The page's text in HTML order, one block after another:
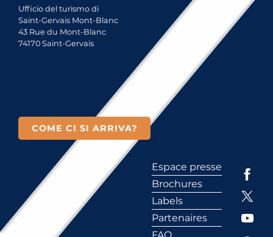
Ufficio del turismo di
Saint-Gervais Mont-Blanc
43 Rue du Mont-Blanc
74170 Saint-Gervais
COME CI SI ARRIVA?
Espace presse
Brochures
Labels
Partenaires